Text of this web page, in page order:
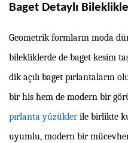
Baget Detaylı
Geometrik formların moda
bilekliklerde de baget kesim
dik açılı baget pırlantaların
bir his hem de modern bir
pırlanta yüzüklerile birlikte
uyumlu, modern bir